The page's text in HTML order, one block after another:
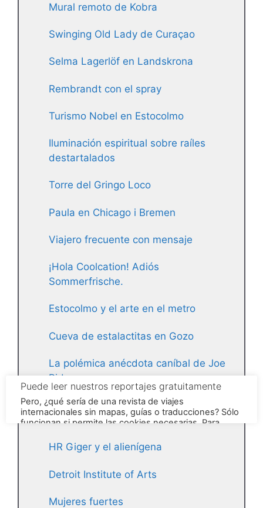
Mural remoto de Kobra
Swinging Old Lady de Curaçao
Selma Lagerlöf en Landskrona
Rembrandt con el spray
Turismo Nobel en Estocolmo
Iluminación espiritual sobre raíles
destartalados
Torre del Gringo Loco
Paula en Chicago i Bremen
Viajero frecuente con mensaje
¡Hola Coolcation! Adiós
Sommerfrische.
Estocolmo y el arte en el metro
Cueva de estalactitas en Gozo
La polémica anécdota caníbal de Joe
Biden
Lo más destacado de la arquitectura
de Tiflis
HR Giger y el alienígena
Detroit Institute of Arts
Mujeres fuertes